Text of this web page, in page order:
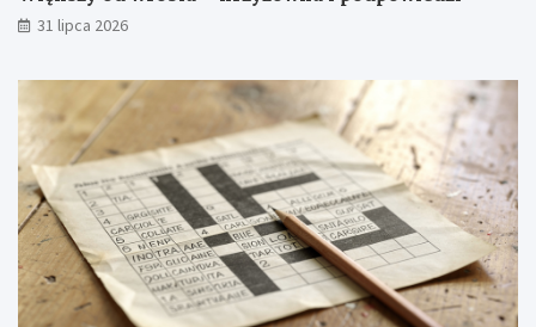
31 lipca 2026